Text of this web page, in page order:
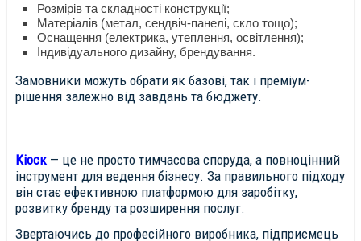
Розмірів та складності конструкції;
Матеріалів (метал, сендвіч-панелі, скло тощо);
Оснащення (електрика, утеплення, освітлення);
Індивідуального дизайну, брендування.
Замовники можуть обрати як базові, так і преміум-
рішення залежно від завдань та бюджету.
Кіоск — це не просто тимчасова споруда, а повноцінний
інструмент для ведення бізнесу. За правильного підходу
він стає ефективною платформою для заробітку,
розвитку бренду та розширення послуг.
Звертаючись до професійного виробника, підприємець